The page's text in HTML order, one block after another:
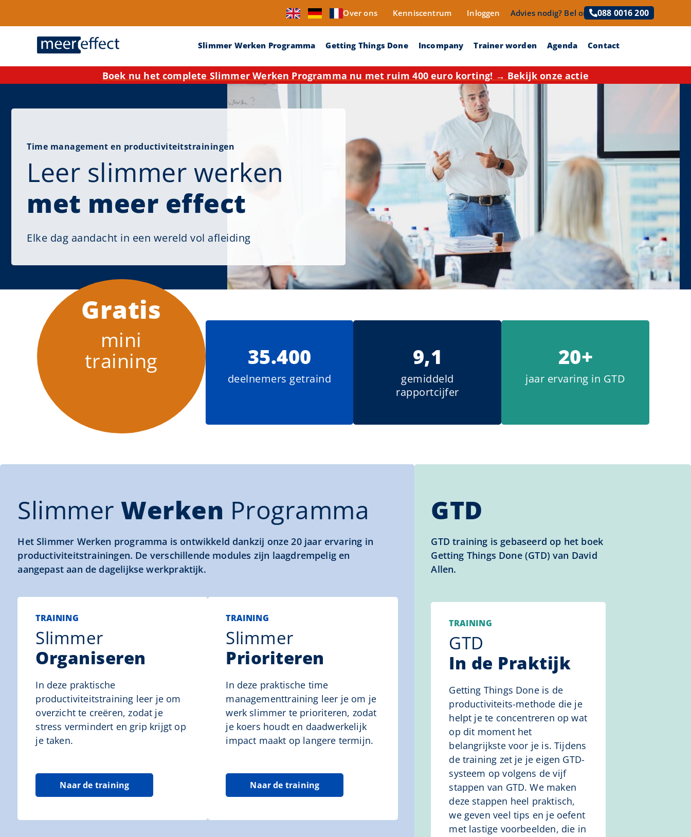
Over ons Kenniscentrum Inloggen Advies nodig? Bel ons! 088 0016 200
Slimmer Werken Programma Getting Things Done Incompany Trainer worden Agenda Contact
Boek nu het complete Slimmer Werken Programma nu met ruim 400 euro korting! → Bekijk onze actie
Time management en productiviteitstrainingen
Leer slimmer werken
met meer effect
Elke dag aandacht in een wereld vol afleiding
Gratis
mini
training 35.400
deelnemers getraind
9,1
gemiddeld
rapportcijfer
20+
jaar ervaring in GTD
SlimmerWerken Programma
Het Slimmer Werken programma is ontwikkeld dankzij onze 20 jaar ervaring in
productiviteitstrainingen. De verschillende modules zijn laagdrempelig en
aangepast aan de dagelijkse werkpraktijk.
TRAINING
Slimmer
Organiseren
In deze praktische
productiviteitstraining leer je om
overzicht te creëren, zodat je
stress vermindert en grip krijgt op
je taken.
Naar de training
TRAINING
Slimmer
Prioriteren
In deze praktische time
managementtraining leer je om je
werk slimmer te prioriteren, zodat
je koers houdt en daadwerkelijk
impact maakt op langere termijn.
Naar de training
GTD
GTD training is gebaseerd op het boek
Getting Things Done (GTD) van David
Allen.
TRAINING
GTD
In de Praktijk
Getting Things Done is de
productiviteits-methode die je
helpt je te concentreren op wat
op dit moment het
belangrijkste voor je is. Tijdens
de training zet je je eigen GTD-
systeem op volgens de vijf
stappen van GTD. We maken
deze stappen heel praktisch,
we geven veel tips en je oefent
met lastige voorbeelden, die in